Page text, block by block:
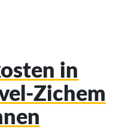
in
Zichem